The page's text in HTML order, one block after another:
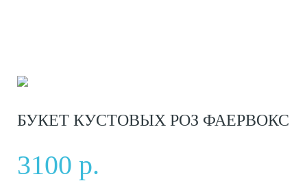
БУКЕТ КУСТОВЫХ РОЗ ФАЕРВОКС
3100 р.